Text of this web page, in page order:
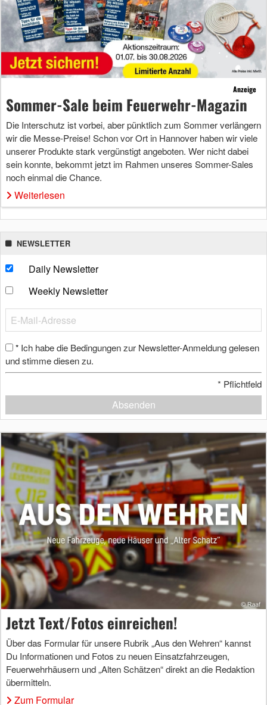
Anzeige
Sommer-Sale beim Feuerwehr-Magazin
Die Interschutz ist vorbei, aber pünktlich zum Sommer verlängern
wir die Messe-Preise! Schon vor Ort in Hannover haben wir viele
unserer Produkte stark vergünstigt angeboten. Wer nicht dabei
sein konnte, bekommt jetzt im Rahmen unseres Sommer-Sales
noch einmal die Chance.
Weiterlesen
NEWSLETTER
Daily Newsletter
Weekly Newsletter
* Ich habe die Bedingungen zur Newsletter-Anmeldung gelesen
und stimme diesen zu.
* Pflichtfeld
Absenden
Jetzt Text/Fotos einreichen!
Über das Formular für unsere Rubrik „Aus den Wehren“ kannst
Du Informationen und Fotos zu neuen Einsatzfahrzeugen,
Feuerwehrhäusern und „Alten Schätzen“ direkt an die Redaktion
übermitteln.
Zum Formular